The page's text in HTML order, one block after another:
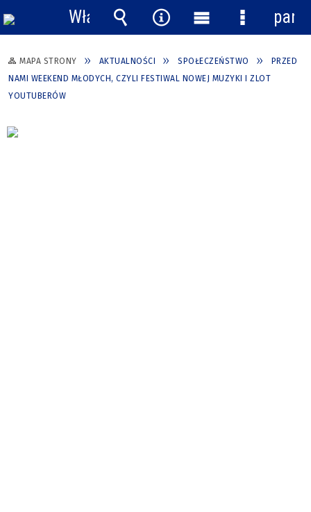
MAPA STRONY AKTUALNOŚCI SPOŁECZEŃSTWO
PRZED
NAMI WEEKEND MŁODYCH, CZYLI FESTIWAL NOWEJ MUZYKI I ZLOT
YOUTUBERÓW
Włącz
powiadomienia
Wyszukiwarka
Narzędzia
Menu
główne
Menu
panel